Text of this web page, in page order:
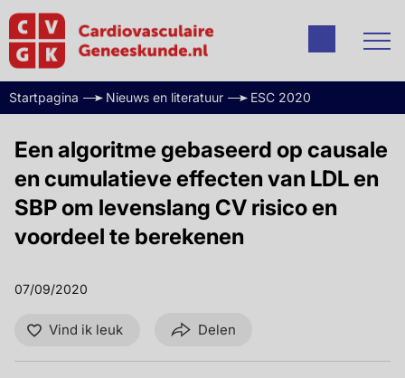
Startpagina Nieuws en literatuur ESC 2020
Een algoritme gebaseerd op causale
en cumulatieve effecten van LDL en
SBP om levenslang CV risico en
voordeel te berekenen
07/09/2020
Vind ik leuk Delen